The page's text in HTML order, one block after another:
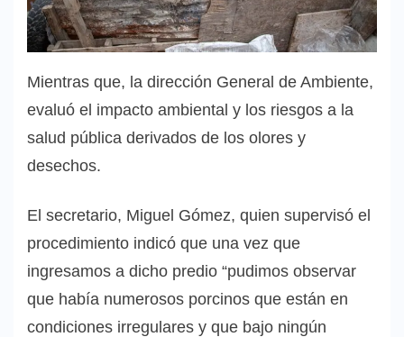
Mientras que, la dirección General de Ambiente,
evaluó el impacto ambiental y los riesgos a la
salud pública derivados de los olores y
desechos.
El secretario, Miguel Gómez, quien supervisó el
procedimiento indicó que una vez que
ingresamos a dicho predio “pudimos observar
que había numerosos porcinos que están en
condiciones irregulares y que bajo ningún